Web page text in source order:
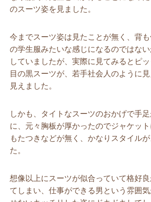
のスーツ姿を見ました。
今までスーツ姿は見たことが無く、背
の学生服みたいな感じになるのではな
していましたが、実際に見てみるとピ
目の黒スーツが、若手社会人のように見
見えました。
しかも、タイトなスーツのおかげで手
に、元々胸板が厚かったのでジャケッ
もたつきなどが無く、かなりスタイル
た。
想像以上にスーツが似合っていて格好
てしまい、仕事ができる男という雰囲